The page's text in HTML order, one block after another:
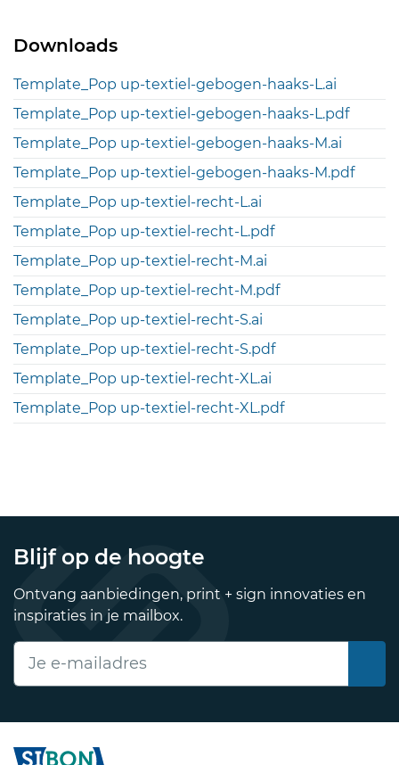
Downloads
Template_Pop up-textiel-gebogen-haaks-L.ai
Template_Pop up-textiel-gebogen-haaks-L.pdf
Template_Pop up-textiel-gebogen-haaks-M.ai
Template_Pop up-textiel-gebogen-haaks-M.pdf
Template_Pop up-textiel-recht-L.ai
Template_Pop up-textiel-recht-L.pdf
Template_Pop up-textiel-recht-M.ai
Template_Pop up-textiel-recht-M.pdf
Template_Pop up-textiel-recht-S.ai
Template_Pop up-textiel-recht-S.pdf
Template_Pop up-textiel-recht-XL.ai
Template_Pop up-textiel-recht-XL.pdf
Blijf op de hoogte
Ontvang aanbiedingen, print + sign innovaties en
inspiraties in je mailbox.
E-mailadres